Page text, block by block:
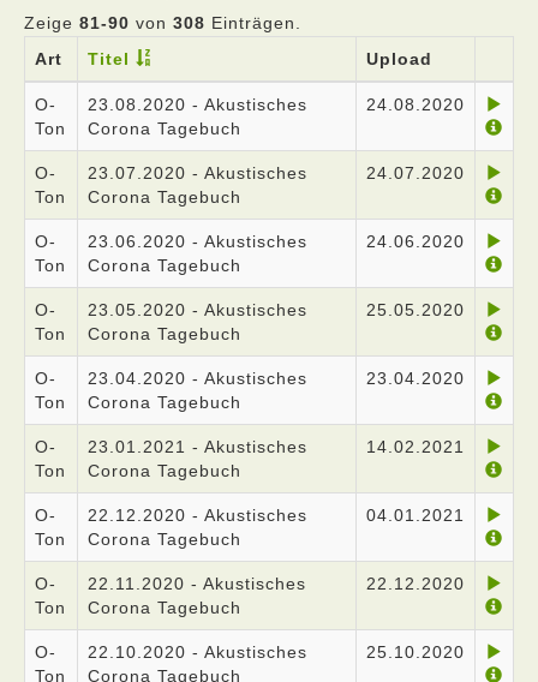
Zeige 81-90 von 308 Einträgen.
Art
Titel Upload
O-
Ton
23.08.2020 - Akustisches
Corona Tagebuch
24.08.2020
O-
Ton
23.07.2020 - Akustisches
Corona Tagebuch
24.07.2020
O-
Ton
23.06.2020 - Akustisches
Corona Tagebuch
24.06.2020
O-
Ton
23.05.2020 - Akustisches
Corona Tagebuch
25.05.2020
O-
Ton
23.04.2020 - Akustisches
Corona Tagebuch
23.04.2020
O-
Ton
23.01.2021 - Akustisches
Corona Tagebuch
14.02.2021
O-
Ton
22.12.2020 - Akustisches
Corona Tagebuch
04.01.2021
O-
Ton
22.11.2020 - Akustisches
Corona Tagebuch
22.12.2020
O-
Ton
22.10.2020 - Akustisches
Corona Tagebuch
25.10.2020